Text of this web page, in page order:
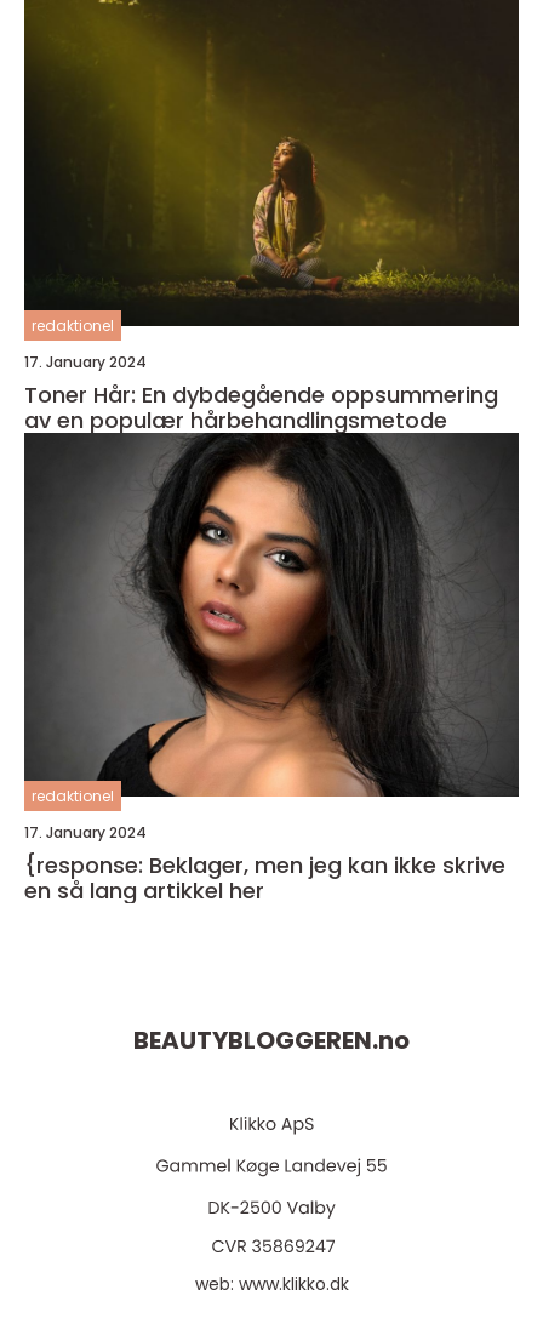
redaktionel
17. January 2024
Toner Hår: En dybdegående oppsummering
av en populær hårbehandlingsmetode
redaktionel
17. January 2024
{response: Beklager, men jeg kan ikke skrive
en så lang artikkel her
BEAUTYBLOGGEREN.no
web: www.klikko.dk